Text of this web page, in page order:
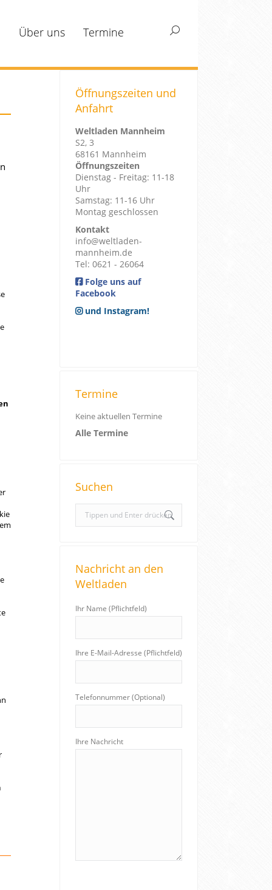
Über uns Termine Search:
Öffnungszeiten und
Anfahrt
Weltladen Mannheim
S2, 3
68161 Mannheim
Öffnungszeiten
Dienstag - Freitag: 11-18
Uhr
Samstag: 11-16 Uhr
Montag geschlossen
Kontakt
info@weltladen-
mannheim.de
Tel: 0621 - 26064
Folge uns auf
Facebook
und Instagram!
Termine
Keine aktuellen Termine
Alle Termine
Suchen
e
c
h
Nachricht an den
Weltladen
Ihr Name (Pflichtfeld)
Ihre E-Mail-Adresse (Pflichtfeld)
Telefonnummer (Optional)
Ihre Nachricht